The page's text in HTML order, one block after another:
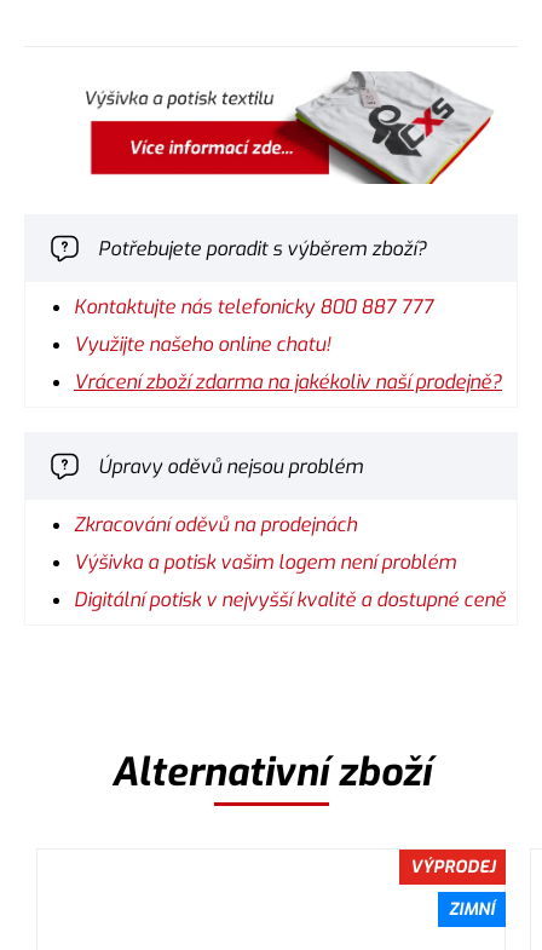
Potřebujete poradit s výběrem zboží?
Kontaktujte nás telefonicky 800 887 777
Využijte našeho online chatu!
Vrácení zboží zdarma na jakékoliv naší prodejně?
Úpravy oděvů nejsou problém
Zkracování oděvů na prodejnách
Výšivka a potisk vašim logem není problém
Digitální potisk v nejvyšší kvalitě a dostupné ceně
Alternativní zboží
VÝPRODEJ
ZIMNÍ